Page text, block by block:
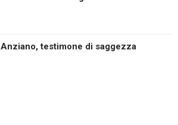
Anziano, testimone di saggezza